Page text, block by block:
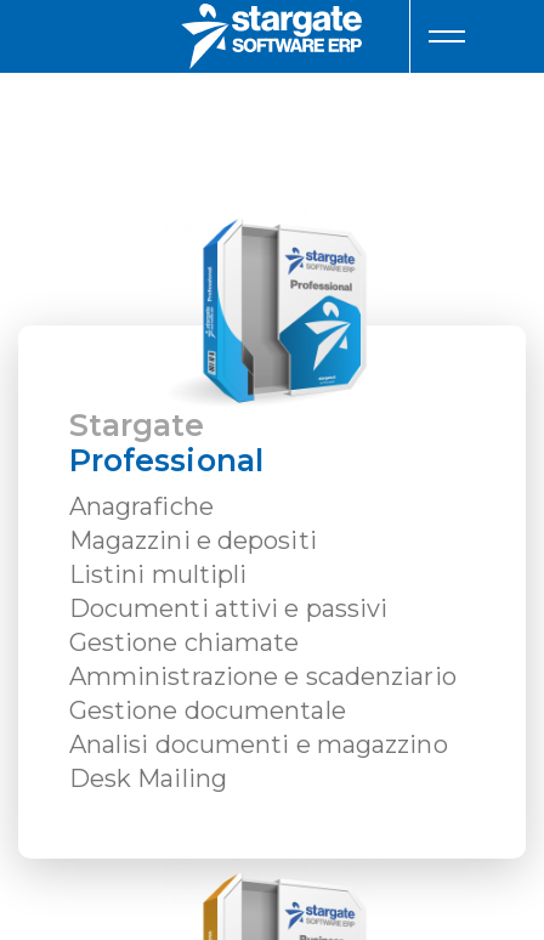
Stargate
Professional
Anagrafiche
Magazzini e depositi
Listini multipli
Documenti attivi e passivi
Gestione chiamate
Amministrazione e scadenziario
Gestione documentale
Analisi documenti e magazzino
Desk Mailing